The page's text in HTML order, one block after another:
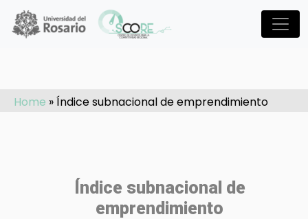
Pasar al contenido principal
Home »Índice subnacional de emprendimiento
Índice subnacional de
emprendimiento